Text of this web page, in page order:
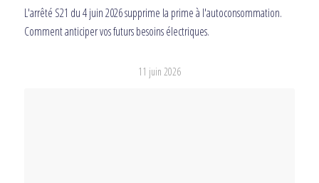
L'arrêté S21 du 4 juin 2026 supprime la prime à l'autoconsommation.
Comment anticiper vos futurs besoins électriques.
11 juin 2026